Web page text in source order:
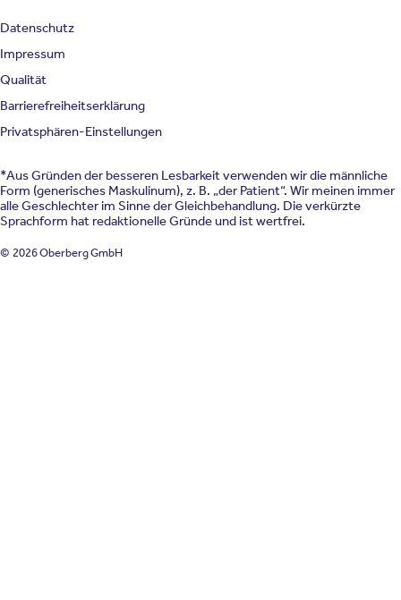
Datenschutz
Impressum
Qualität
Barrierefreiheitserklärung
Privatsphären-Einstellungen
*Aus Gründen der besseren Lesbarkeit verwenden wir die männliche
Form (generisches Maskulinum), z. B. „der Patient“. Wir meinen immer
alle Geschlechter im Sinne der Gleichbehandlung. Die verkürzte
Sprachform hat redaktionelle Gründe und ist wertfrei.
© 2026 Oberberg GmbH